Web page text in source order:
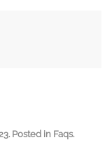
. Posted in Faqs.